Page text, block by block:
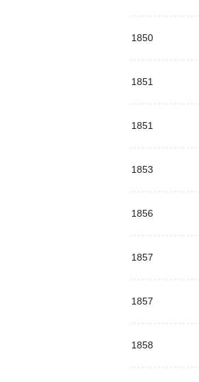
1850
1851
1851
1853
1856
1857
1857
1858